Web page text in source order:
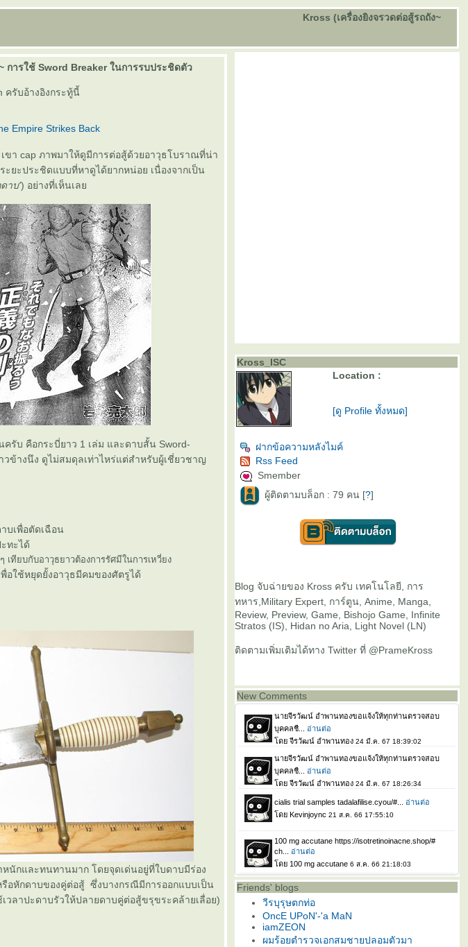
Kross (เครื่องยิงจรวดต่อสู้รถถัง~
ารใช้ Sword Breaker ในการรบประชิดตัว
ครับอ้างอิงกระทู้นี้
Empire Strikes Back
cap ภาพมาให้ดูมีการต่อสู้ด้วยอาวุธโบราณที่น่า
ยะประชิดแบบที่หาดูได้ยากหน่อย เนื่องจากเป็น
าบ') อย่างที่เห็นเล
รับ คือกระบี่ยาว 1 เล่ม และดาบสั้น Sword-
ข้างนึง ดูไม่สมดุลเท่าไหร่แต่สำหรับผู้เชี่ยวชาญ
บเพื่อตัดเฉือน
ทะได้
เทียบกับอาวุธยาวต้องการรัศมีในการเหวี่ยง
อใช้หยุดยั้งอาวุธมีคมของศัตรูได้
นักและทนทานมาก โดยจุดเด่นอยู่ที่ใบดาบมีร่อง
อหักดาบของคู่ต่อสู้ ซึ่งบางกรณีมีการออกแบบเป็น
วลาปะดาบรัวให้ปลายดาบคู่ต่อสู้ขรุขระคล้ายเลื่อย)
Kross_ISC
Location :
[ดู Profile ทั้งหมด]
ฝากข้อความหลังไมค์
Rss Feed
Smember
ผู้ติดตามบล็อก : 79 คน [?]
Blog จับฉ่ายของ Kross ครับ เทคโนโลยี, การ
ทหาร,Military Expert, การ์ตูน, Anime, Manga,
Review, Preview, Game, Bishojo Game, Infinite
Stratos (IS), Hidan no Aria, Light Novel (LN)
ติดตามเพิ่มเติมได้ทาง Twitter ที่ @PrameKross
New Comments
Friends' blogs
วีรบุรุษตกท่อ
OncE UPoN'-'a MaN
iamZEON
ผมร้อยตำรวจเอกสมชายปลอมตัวมา